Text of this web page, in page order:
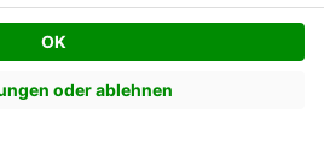
einem Architekten baut, hat
Experten an seiner Seite, der